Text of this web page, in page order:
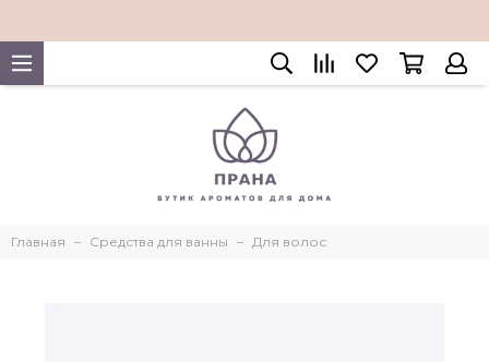
Главная Средства для ванны Для волос